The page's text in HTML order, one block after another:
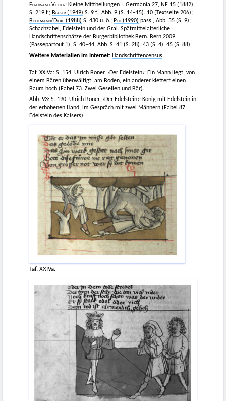
Ferdinand Vetter: Kleine Mittheilungen I. Germania 27, NF 15 (1882)
S. 219 f.; Blaser (1949) S. 9 f., Abb. 9 (S. 14–15). 10 (Textseite 206);
Bodemann/ Dicke (1988) S. 430 u. ö.; Peil(1990) pass., Abb. 55 (S. 9);
Schachzabel, Edelstein und der Gral. Spätmittelalterliche
Handschriftenschätze der Burgerbibliothek Bern. Bern 2009
(Passepartout 1), S. 40–44, Abb. S. 41 (S. 28). 43 (S. 4). 45 (S. 88).
Weitere Materialien im Internet: Handschriftencensus
Taf. XXIVa: S. 154. Ulrich Boner, ›Der Edelstein‹: Ein Mann liegt, von
einem Bären überwältigt, am Boden, ein anderer klettert einen
Baum hoch (Fabel 73. Zwei Gesellen und Bär).
Abb. 93: S. 190. Ulrich Boner, ›Der Edelstein‹: König mit Edelstein in
der erhobenen Hand, im Gespräch mit zwei Männern (Fabel 87.
Edelstein des Kaisers).
Taf. XXIVa.